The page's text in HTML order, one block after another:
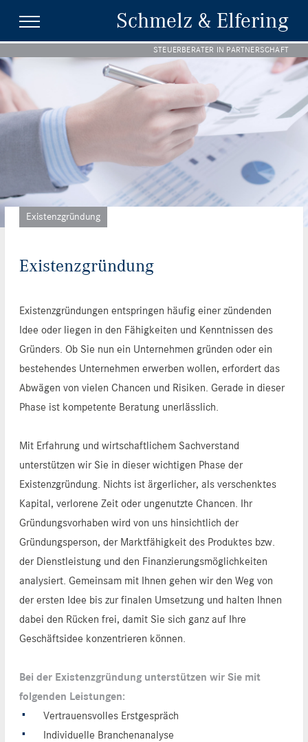
Schmelz & Elfering
STEUERBERATER IN PARTNERSCHAFT
Existenzgründung
Existenzgründung
Existenzgründungen entspringen häufig einer zündenden
Idee oder liegen in den Fähigkeiten und Kenntnissen des
Gründers. Ob Sie nun ein Unternehmen gründen oder ein
bestehendes Unternehmen erwerben wollen, erfordert das
Abwägen von vielen Chancen und Risiken. Gerade in dieser
Phase ist kompetente Beratung unerlässlich.
Mit Erfahrung und wirtschaftlichem Sachverstand
unterstützen wir Sie in dieser wichtigen Phase der
Existenzgründung. Nichts ist ärgerlicher, als verschenktes
Kapital, verlorene Zeit oder ungenutzte Chancen. Ihr
Gründungsvorhaben wird von uns hinsichtlich der
Gründungsperson, der Marktfähigkeit des Produktes bzw.
der Dienstleistung und den Finanzierungsmöglichkeiten
analysiert. Gemeinsam mit Ihnen gehen wir den Weg von
der ersten Idee bis zur finalen Umsetzung und halten Ihnen
dabei den Rücken frei, damit Sie sich ganz auf Ihre
Geschäftsidee konzentrieren können.
Bei der Existenzgründung unterstützen wir Sie mit
folgenden Leistungen:
Vertrauensvolles Erstgespräch
Individuelle Branchenanalyse